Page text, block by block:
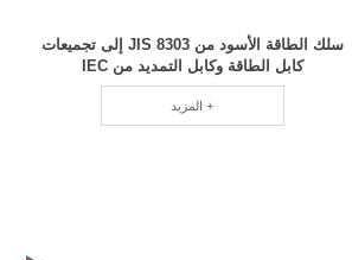
سلك الطاقة الأسود من JIS 8303 إلى تجميعات
كابل الطاقة وكابل التمديد من IEC
المزيد +